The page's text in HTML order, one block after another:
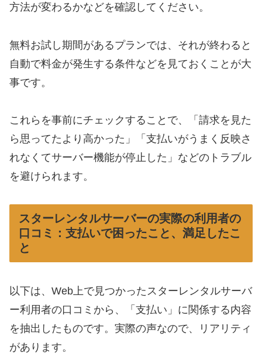
方法が変わるかなどを確認してください。
無料お試し期間があるプランでは、それが終わると
自動で料金が発生する条件などを見ておくことが大
事です。
これらを事前にチェックすることで、「請求を見た
ら思ってたより高かった」「支払いがうまく反映さ
れなくてサーバー機能が停止した」などのトラブル
を避けられます。
スターレンタルサーバーの実際の利用者の
口コミ：支払いで困ったこと、満足したこ
と
以下は、Web上で見つかったスターレンタルサーバ
ー利用者の口コミから、「支払い」に関係する内容
を抽出したものです。実際の声なので、リアリティ
があります。